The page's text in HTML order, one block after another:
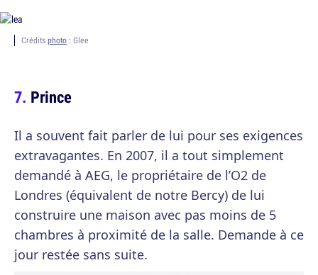
Crédits photo : Glee
Prince
Il a souvent fait parler de lui pour ses exigences
extravagantes. En 2007, il a tout simplement
demandé à AEG, le propriétaire de l’O2 de
Londres (équivalent de notre Bercy) de lui
construire une maison avec pas moins de 5
chambres à proximité de la salle. Demande à ce
jour restée sans suite.